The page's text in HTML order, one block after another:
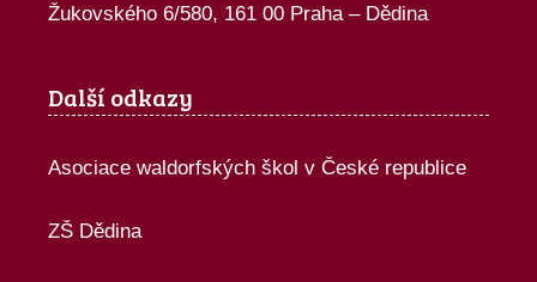
Žukovského 6/580, 161 00 Praha – Dědina
Další odkazy
Asociace waldorfských škol v České republice
ZŠ Dědina